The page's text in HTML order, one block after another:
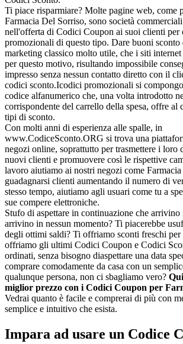
Ti piace risparmiare? Molte pagine web, come
Farmacia Del Sorriso, sono società
nell'offerta di Codici Coupon ai suoi clienti per
promozionali di questo tipo. Dare buoni sconto
marketing classico molto utile, che i siti internet
per questo motivo, risultando impossibile
impresso senza nessun contatto diretto con il
codici sconto.Icodici promozionali si
codice alfanumerico che, una volta introdotto
corrispondente del carrello della spesa, offre al
tipi di sconto.
Con molti anni di esperienza alle spalle, in
www.CodiceSconto.ORG si trova una
negozi online, soprattutto per trasmettere i loro
nuovi clienti e promuovere così le rispettive
lavoro aiutiamo ai nostri negozi come
guadagnarsi clienti aumentando il numero di
stesso tempo, aiutiamo agli usuari come tu a
sue compere elettroniche.
Stufo di aspettare in continuazione che arrivino
arrivino in nessun momento? Ti piacerebbe
degli ottimi saldi? Ti offriamo sconti freschi
offriamo gli ultimi Codici Coupon e Codici
ordinati, senza bisogno diaspettare una data
comprare comodamente da casa con un
qualunque persona, non ci sbagliamo vero?
miglior prezzo con i Codici Coupon per
Vedrai quanto è facile e comprerai di più con
semplice e intuitivo che esista.
Impara ad usare un Codice